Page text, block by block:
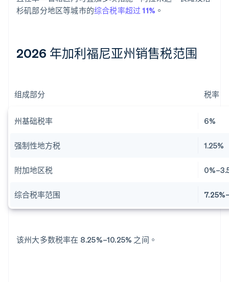
杉矶部分地区等城市的综合税率超过 11% 。
2026 年加利福尼亚州销售税范围
组成部分 税率
州基础税率 6%
强制性地方税 1.25%
附加地区税
综合税率范围
该州大多数税率在 8.25%–10.25% 之间。